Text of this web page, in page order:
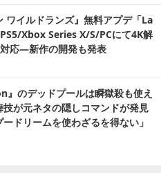
ワイルドランズ』無料アプデ「La
Xbox Series X/S/PCにて4K解
応―新作の開発も発表
』のデッドプールは瞬獄殺も使え
技が元ネタの隠しコマンドが発見
ドリームを使わざるを得ない」